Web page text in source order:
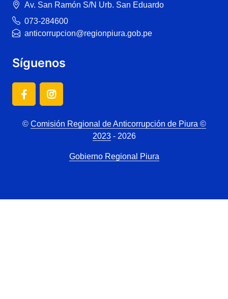
Av. San Ramón S/N Urb. San Eduardo
073-284600
anticorrupcion@regionpiura.gob.pe
Síguenos
© Comisión Regional de Anticorrupción de Piura ©
2023- 2026
Gobierno Regional Piura